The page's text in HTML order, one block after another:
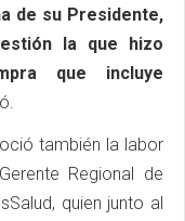
de su Presidente,
la que hizo
que incluye
también la labor
Regional de
quien junto al